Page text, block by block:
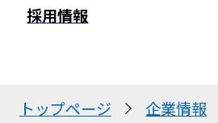
採用情報
トップページ 企業情報